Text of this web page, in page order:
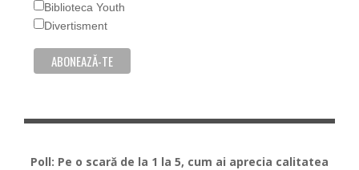
Biblioteca Youth
Divertisment
Poll: Pe o scară de la 1 la 5, cum ai aprecia calitatea